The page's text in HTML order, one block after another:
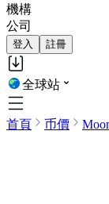
機構
公司
登入 註冊
全球站
首頁 币價